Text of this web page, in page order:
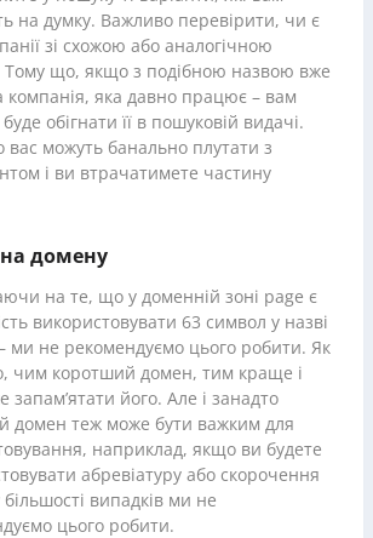
на думку. Важливо перевірити, чи є
зі схожою або аналогічною
Тому що, якщо з подібною назвою вже
компанія, яка давно працює – вам
обігнати її в пошуковій видачі.
вас можуть банально плутати з
і ви втрачатимете частину
домену
на те, що у доменній зоні page є
використовувати 63 символ у назві
ми не рекомендуємо цього робити. Як
чим коротший домен, тим краще і
запам’ятати його. Але і занадто
домен теж може бути важким для
наприклад, якщо ви будете
абревіатуру або скорочення
випадків ми не
цього робити.